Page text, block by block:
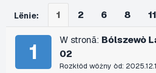
Lënie: 1 2 6 8 11
1 W stronã: Bólszewò
02
Rozkłôd wôżny òd: